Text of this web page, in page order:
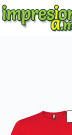
Saltar
al
contenido